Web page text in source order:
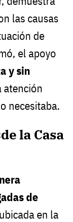
las causas
de
el apoyo
y sin
atención
necesitaba.
la Casa
de
ubicada en la